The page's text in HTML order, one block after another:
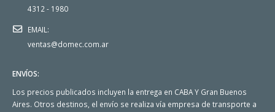
4312 - 1980
EMAIL:
ventas@domec.com.ar
ENVÍOS:
Los precios publicados incluyen la entrega en CABA Y Gran Buenos
Aires. Otros destinos, el envío se realiza vía empresa de transporte a